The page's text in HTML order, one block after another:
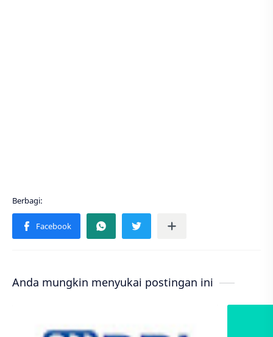
Anda mungkin menyukai postingan ini